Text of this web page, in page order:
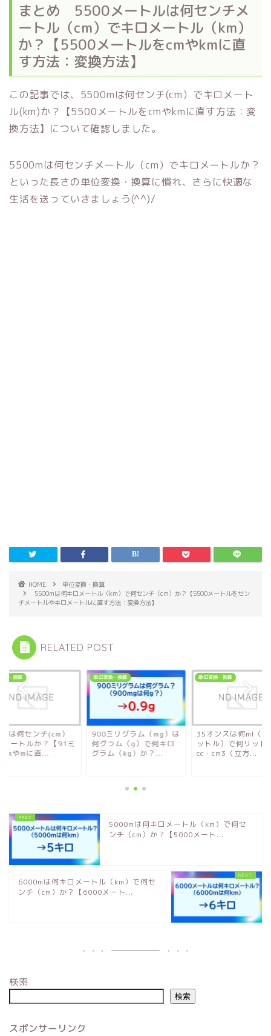
まとめ 5500メートルは何センチメ
ートル（cm）でキロメートル（km）
か？【5500メートルをcmやkmに直
す方法：変換方法】
この記事では、5500mは何センチ(cm）でキロメート
ル(km)か？【5500メートルをcmやkmに直す方法：変
換方法】について確認しました。
5500mは何センチメートル（cm）でキロメートルか？
といった長さの単位変換・換算に慣れ、さらに快適な
生活を送っていきましょう(^^)/
HOME
単位変換・換算
5500mは何キロメートル（km）で何センチ（cm）か？【5500メートルをセン
チメートルやキロメートルに直す方法：変換方法】
RELATED POST
換・換算
は何センチ(cm）
メートルか？【91ミ
cmやmに直...
単位変換・換算
900ミリグラム（mg）は
何グラム（g）で何キロ
グラム（kg）か？...
単位変換・換算
35オンスは何ml（
ットル）で何リット
cc・cm3（立方...
5000mは何キロメートル（km）で何セ
ンチ（cm）か？【5000メート...
6000mは何キロメートル（km）で何セ
ンチ（cm）か？【6000メート...
検索
検索
スポンサーリンク